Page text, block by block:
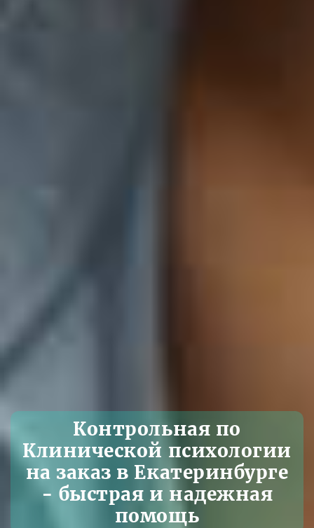
Контрольная по
Клинической психологии
на заказ в Екатеринбурге
- быстрая и надежная
помощь